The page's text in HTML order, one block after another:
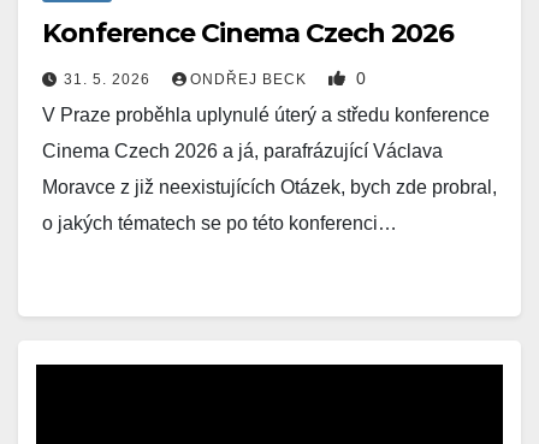
Konference Cinema Czech 2026
31. 5. 2026 ONDŘEJ BECK 0
V Praze proběhla uplynulé úterý a středu konference
Cinema Czech 2026 a já, parafrázující Václava
Moravce z již neexistujících Otázek, bych zde probral,
o jakých tématech se po této konferenci…